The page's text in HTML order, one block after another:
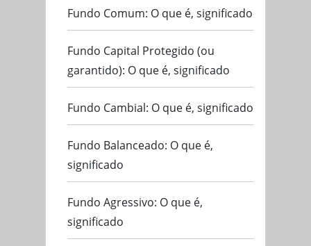
Fundo Comum: O que é, significado
Fundo Capital Protegido (ou
garantido): O que é, significado
Fundo Cambial: O que é, significado
Fundo Balanceado: O que é,
significado
Fundo Agressivo: O que é,
significado